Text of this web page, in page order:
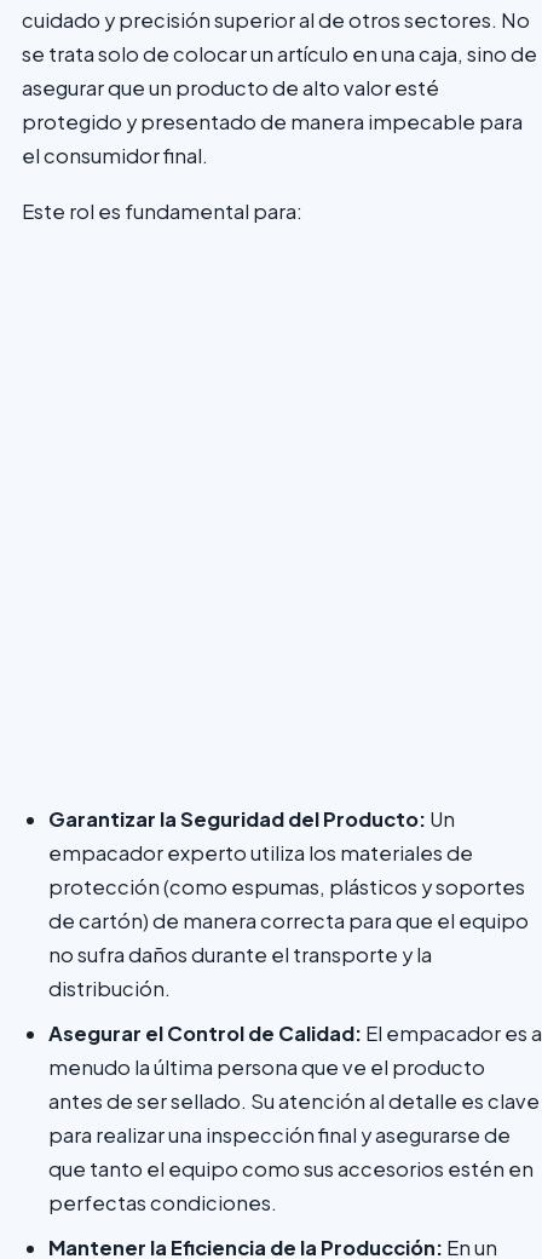
cuidado y precisión superior al de otros sectores. No
se trata solo de colocar un artículo en una caja, sino de
asegurar que un producto de alto valor esté
protegido y presentado de manera impecable para
el consumidor final.
Este rol es fundamental para:
Garantizar la Seguridad del Producto: Un
empacador experto utiliza los materiales de
protección (como espumas, plásticos y soportes
de cartón) de manera correcta para que el equipo
no sufra daños durante el transporte y la
distribución.
Asegurar el Control de Calidad: El empacador es a
menudo la última persona que ve el producto
antes de ser sellado. Su atención al detalle es clave
para realizar una inspección final y asegurarse de
que tanto el equipo como sus accesorios estén en
perfectas condiciones.
Mantener la Eficiencia de la Producción: En un